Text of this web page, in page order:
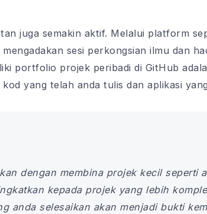
juga semakin aktif. Melalui platform
sesi perkongsian ilmu dan
portfolio projek peribadi di GitHub
yang telah anda tulis dan aplikasi
dengan membina projek kecil seperti
kepada projek yang lebih
anda selesaikan akan menjadi bukti